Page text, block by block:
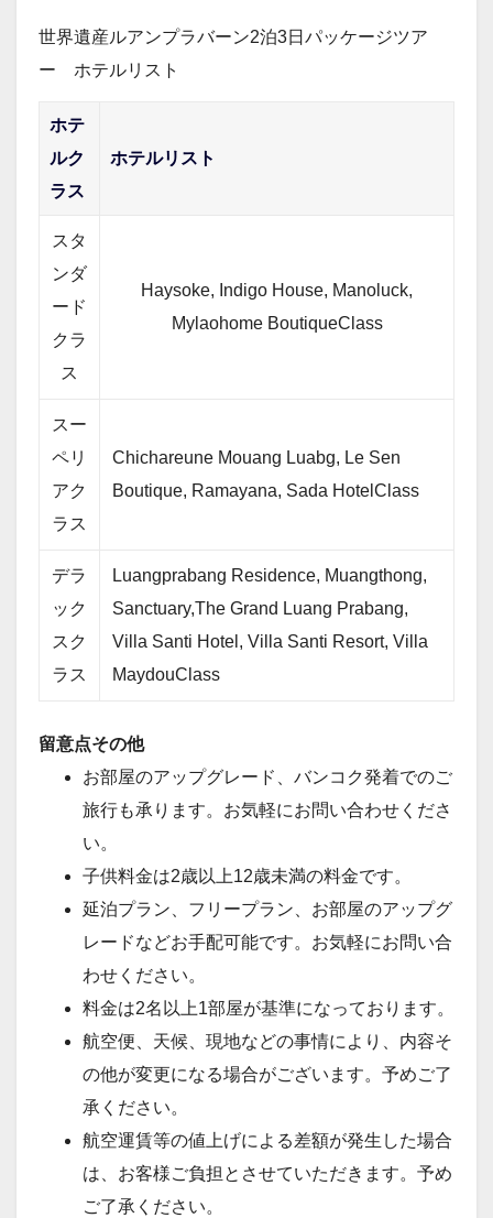
世界遺産ルアンプラバーン2泊3日パッケージツア
ー ホテルリスト
ホテ
ルク
ラス
ホテルリスト
スタ
ンダ
ード
クラ
ス
Haysoke, Indigo House, Manoluck,
Mylaohome BoutiqueClass
スー
ペリ
アク
ラス
Chichareune Mouang Luabg, Le Sen
Boutique, Ramayana, Sada HotelClass
デラ
ック
スク
ラス
Luangprabang Residence, Muangthong,
Sanctuary,The Grand Luang Prabang,
Villa Santi Hotel, Villa Santi Resort, Villa
MaydouClass
留意点その他
お部屋のアップグレード、バンコク発着でのご
旅行も承ります。お気軽にお問い合わせくださ
い。
子供料金は2歳以上12歳未満の料金です。
延泊プラン、フリープラン、お部屋のアップグ
レードなどお手配可能です。お気軽にお問い合
わせください。
料金は2名以上1部屋が基準になっております。
航空便、天候、現地などの事情により、内容そ
の他が変更になる場合がございます。予めご了
承ください。
航空運賃等の値上げによる差額が発生した場合
は、お客様ご負担とさせていただきます。予め
ご了承ください。